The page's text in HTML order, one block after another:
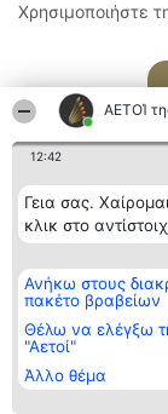
ΑΕΤΟΊ
12:42
Γεια σας.
κλικ στο
Ανήκω στους
πακέτο βραβείων
Θέλω να ελέγξω
"Αετοί"
Άλλο θέμα
Χρησιμοποιήστε
Διοργανωτής της
κατάταξης
BEAUTIFUL COMPANY
ΤΗΛ. ΕΠΙΚΟΙΝΩΝΙΑΣ:
2104128019
email: